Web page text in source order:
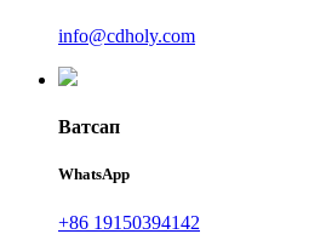
info@cdholy.com
Ватсап
WhatsApp
+86 19150394142